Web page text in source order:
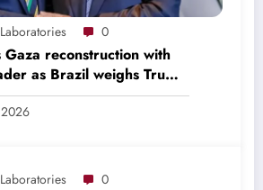
0
Gaza reconstruction with
as Brazil weighs Trump
0